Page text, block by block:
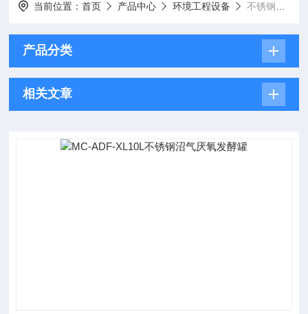
当前位置：首页 产品中心 环境工程设备 不锈钢沼气发酵罐
产品分类
相关文章